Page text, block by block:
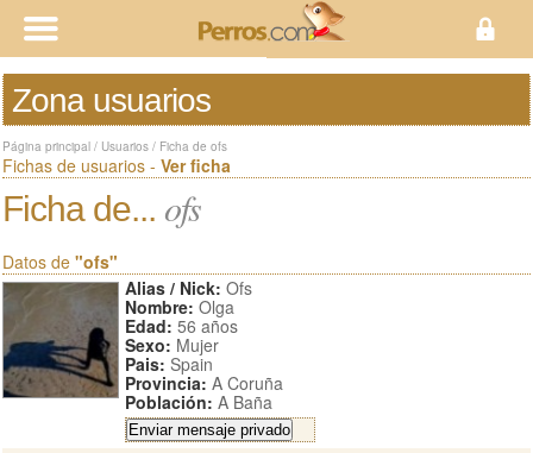
Zona usuarios
Página principal / Usuarios / Ficha de ofs
Fichas de usuarios - Ver ficha
Ficha de... ofs
Datos de "ofs"
Alias / Nick: Ofs
Nombre: Olga
Edad: 56 años
Sexo: Mujer
Pais: Spain
Provincia: A Coruña
Población: A Baña